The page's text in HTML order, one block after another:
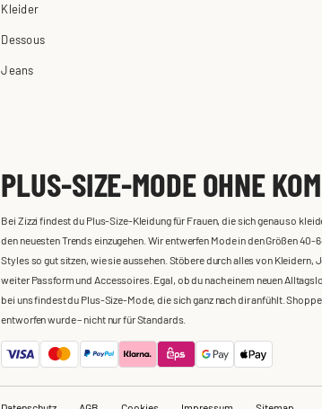
Kleider
Dessous
Jeans
PLUS-SIZE-MODE OHNE
Bei Zizzi findest du Plus-Size-Kleidung für Frauen, die sich genau so
den neuesten Trends einzugehen. Wir entwerfen Mode in den Größen
Styles so gut sitzen, wie sie aussehen. Stöbere durch alles von
weiter Passform und Accessoires. Egal, ob du nach einem neuen
bei uns findest du Plus-Size-Mode, die sich ganz nach dir anfühlt.
entworfen wurde – nicht nur für Standards.